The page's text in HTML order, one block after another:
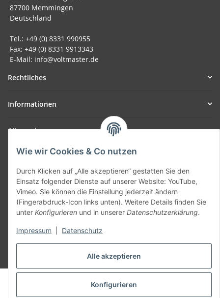
Alle akzeptieren
Konfigurieren
Wie wir Cookies & Co nutzen
Durch Klicken auf „Alle akzeptieren“ gestatten Sie den
Einsatz folgender Dienste auf unserer Website: YouTube,
Vimeo. Sie können die Einstellung jederzeit ändern
(Fingerabdruck-Icon links unten). Weitere Details finden Sie
unter Konfigurieren und in unserer Datenschutzerklärung.
Impressum Datenschutz
87700 Memmingen
Deutschland
Tel.: +49 (0) 8331 990955
Fax: +49 (0) 8331 9913343
E-Mail: info@voltmaster.de
Rechtliches
Informationen
Allgemein
Teil unseres Netzwerks:
SmoliTec - Safety. Simplified. Worldwide. ( B2B Shop )
Vertrag widerrufen
* Alle Preise inkl. gesetzlicher USt., zzgl.Versand
© voltmaster.de
Powered byJTL-Shop